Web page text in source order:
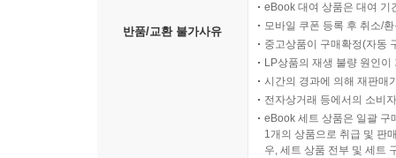
반품/교환 불가사유
eBook 대여 상품은 대여 기
모바일 쿠폰 등록 후 취소/
중고상품이 구매확정(자동
LP상품의 재생 불량 원인
시간의 경과에 의해 재판매
전자상거래 등에서의 소비
eBook 세트 상품은 일괄 구
1개의 상품으로 취급 및 판
우, 세트 상품 전부 및 세트